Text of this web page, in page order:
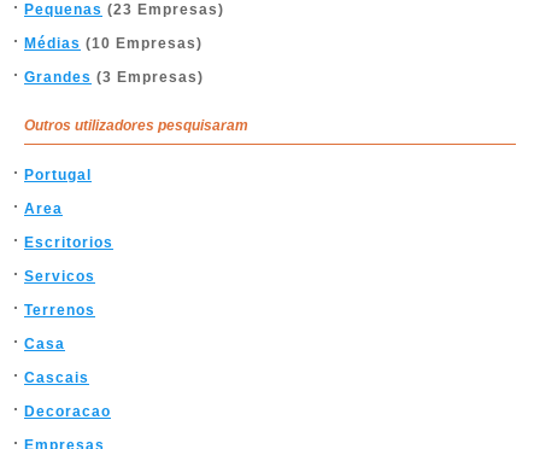
Pequenas (23 Empresas)
Médias (10 Empresas)
Grandes (3 Empresas)
Outros utilizadores pesquisaram
Portugal
Area
Escritorios
Servicos
Terrenos
Casa
Cascais
Decoracao
Empresas